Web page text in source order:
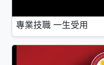
專業技職 一生受用